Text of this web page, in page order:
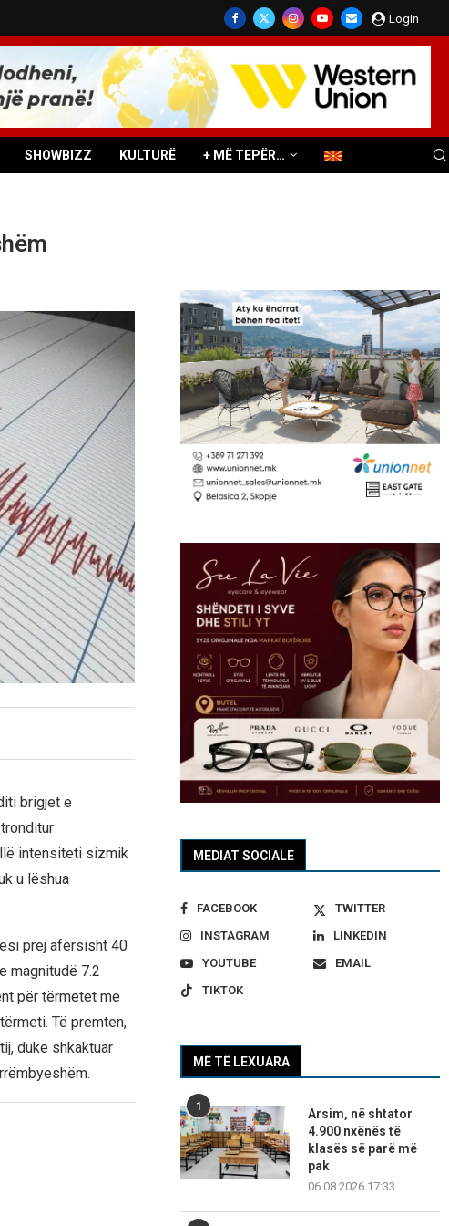
Login
SHOWBIZZ KULTURË + MË TEPËR…
brigjet e
intensiteti sizmik
u lëshua
prej afërsisht 40
magnitudë 7.2
për tërmetet me
Të premten,
duke shkaktuar
MEDIAT SOCIALE
FACEBOOK
TWITTER
INSTAGRAM
LINKEDIN
YOUTUBE
EMAIL
TIKTOK
MË TË LEXUARA
1
Arsim, në shtator
4.900 nxënës të
klasës së parë më
pak
06.08.2026 17:33